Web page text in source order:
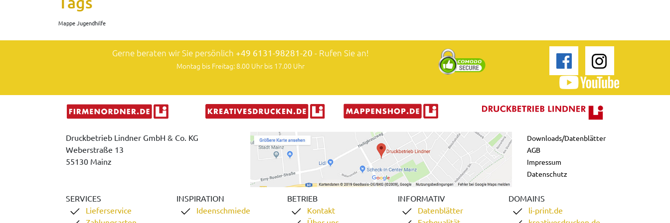
Mappe Jugendhilfe
Gerne beraten wir Sie persönlich +49 6131-98281-20 - Rufen Sie an!
Montag bis Freitag: 8.00 Uhr bis 17.00 Uhr
Druckbetrieb Lindner GmbH & Co. KG
Weberstraße 13
55130 Mainz
Downloads/Datenblätter
AGB
Impressum
Datenschutz
SERVICES
Lieferservice
INSPIRATION
Ideenschmiede
BETRIEB
Kontakt
INFORMATIV
Datenblätter
DOMAINS
li-print.de